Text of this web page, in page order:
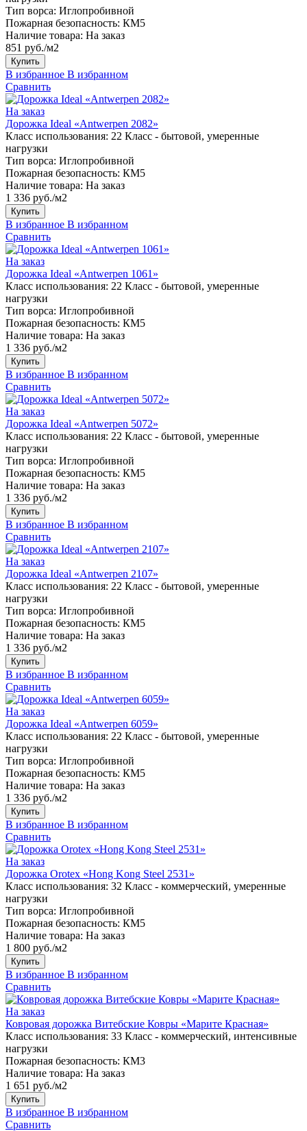
Тип ворса: Иглопробивной
Пожарная безопасность: КМ5
Наличие товара: На заказ
851 руб./м2
Купить
В избранное В избранном
Сравнить
На заказ
Дорожка Ideal «Antwerpen 2082»
Класс использования: 22 Класс - бытовой, умеренные
нагрузки
Тип ворса: Иглопробивной
Пожарная безопасность: КМ5
Наличие товара: На заказ
1 336 руб./м2
Купить
В избранное В избранном
Сравнить
На заказ
Дорожка Ideal «Antwerpen 1061»
Класс использования: 22 Класс - бытовой, умеренные
нагрузки
Тип ворса: Иглопробивной
Пожарная безопасность: КМ5
Наличие товара: На заказ
1 336 руб./м2
Купить
В избранное В избранном
Сравнить
На заказ
Дорожка Ideal «Antwerpen 5072»
Класс использования: 22 Класс - бытовой, умеренные
нагрузки
Тип ворса: Иглопробивной
Пожарная безопасность: КМ5
Наличие товара: На заказ
1 336 руб./м2
Купить
В избранное В избранном
Сравнить
На заказ
Дорожка Ideal «Antwerpen 2107»
Класс использования: 22 Класс - бытовой, умеренные
нагрузки
Тип ворса: Иглопробивной
Пожарная безопасность: КМ5
Наличие товара: На заказ
1 336 руб./м2
Купить
В избранное В избранном
Сравнить
На заказ
Дорожка Ideal «Antwerpen 6059»
Класс использования: 22 Класс - бытовой, умеренные
нагрузки
Тип ворса: Иглопробивной
Пожарная безопасность: КМ5
Наличие товара: На заказ
1 336 руб./м2
Купить
В избранное В избранном
Сравнить
На заказ
Дорожка Orotex «Hong Kong Steel 2531»
Класс использования: 32 Класс - коммерческий, умеренные
нагрузки
Тип ворса: Иглопробивной
Пожарная безопасность: КМ5
Наличие товара: На заказ
1 800 руб./м2
Купить
В избранное В избранном
Сравнить
На заказ
Ковровая дорожка Витебские Ковры «Марите Красная»
Класс использования: 33 Класс - коммерческий, интенсивные
нагрузки
Пожарная безопасность: КМ3
Наличие товара: На заказ
1 651 руб./м2
Купить
В избранное В избранном
Сравнить